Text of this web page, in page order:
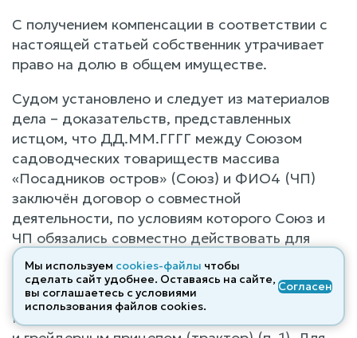
С получением компенсации в соответствии с
настоящей статьей собственник утрачивает
право на долю в общем имуществе.
Судом установлено и следует из материалов
дела – доказательств, представленных
истцом, что ДД.ММ.ГГГГ между Союзом
садоводческих товариществ массива
«Посадников остров» (Союз) и ФИО4 (ЧП)
заключён договор о совместной
деятельности, по условиям которого Союз и
ЧП обязались совместно действовать для
достижения общих хозяйственных целей по
благоустройству территории садоводческого
массива в связи с эксплуатацией трактора
МТЗ-82 с фронтальным погрузчиком, отвалом
Мы используем cookies-файлы чтобы
сделать сайт удобнее. Оставаясь на сайте,
вы соглашаетесь с условиями
использования файлов cооkies.
Согласен